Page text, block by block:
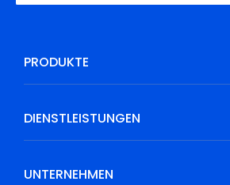
PRODUKTE
DIENSTLEISTUNGEN
UNTERNEHMEN